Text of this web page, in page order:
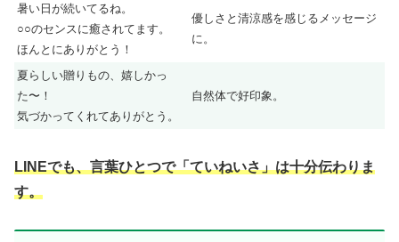
暑い日が続いてるね。
○○のセンスに癒されてます。
ほんとにありがとう！
優しさと清涼感を感じるメッセージ
に。
夏らしい贈りもの、嬉しかっ
た〜！
気づかってくれてありがとう。
自然体で好印象。
LINEでも、言葉ひとつで「ていねいさ」は十分伝わりま
す。